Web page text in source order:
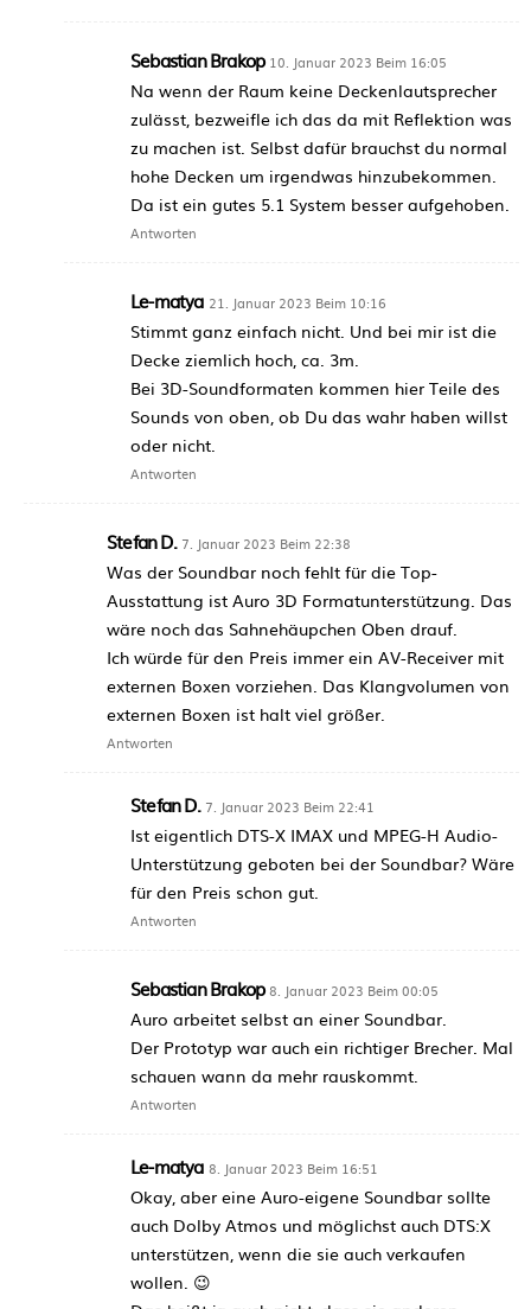
Sebastian Brakop 10. Januar 2023 Beim 16:05
Na wenn der Raum keine Deckenlautsprecher
zulässt, bezweifle ich das da mit Reflektion was
zu machen ist. Selbst dafür brauchst du normal
hohe Decken um irgendwas hinzubekommen.
Da ist ein gutes 5.1 System besser aufgehoben.
Antworten
Le-matya 21. Januar 2023 Beim 10:16
Stimmt ganz einfach nicht. Und bei mir ist die
Decke ziemlich hoch, ca. 3m.
Bei 3D-Soundformaten kommen hier Teile des
Sounds von oben, ob Du das wahr haben willst
oder nicht.
Antworten
Stefan D. 7. Januar 2023 Beim 22:38
Was der Soundbar noch fehlt für die Top-
Ausstattung ist Auro 3D Formatunterstützung. Das
wäre noch das Sahnehäupchen Oben drauf.
Ich würde für den Preis immer ein AV-Receiver mit
externen Boxen vorziehen. Das Klangvolumen von
externen Boxen ist halt viel größer.
Antworten
Stefan D. 7. Januar 2023 Beim 22:41
Ist eigentlich DTS-X IMAX und MPEG-H Audio-
Unterstützung geboten bei der Soundbar? Wäre
für den Preis schon gut.
Antworten
Sebastian Brakop 8. Januar 2023 Beim 00:05
Auro arbeitet selbst an einer Soundbar.
Der Prototyp war auch ein richtiger Brecher. Mal
schauen wann da mehr rauskommt.
Antworten
Le-matya 8. Januar 2023 Beim 16:51
Okay, aber eine Auro-eigene Soundbar sollte
auch Dolby Atmos und möglichst auch DTS:X
unterstützen, wenn die sie auch verkaufen
wollen. 😉